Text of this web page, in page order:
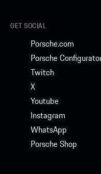
GET SOCIAL
Porsche.com
Porsche
Twitch
X
Youtube
Instagram
WhatsApp
Porsche Shop